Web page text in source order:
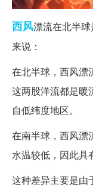
西风漂流在北半球
来说：
在北半球，西风漂
这两股洋流都是暖
自低纬度地区。
在南半球，西风漂
水温较低，因此具
这种差异主要是由